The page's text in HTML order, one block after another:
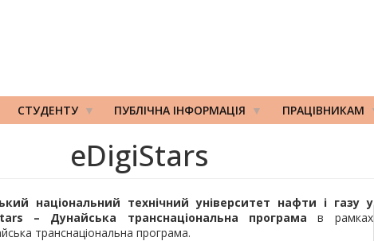
СТУДЕНТУ ПУБЛІЧНА ІНФОРМАЦІЯ ПРАЦІВНИКАМ
eDigiStars
національний технічний університет нафти і газу у
– Дунайська транснаціональна програмав рамках
транснаціональна програма.